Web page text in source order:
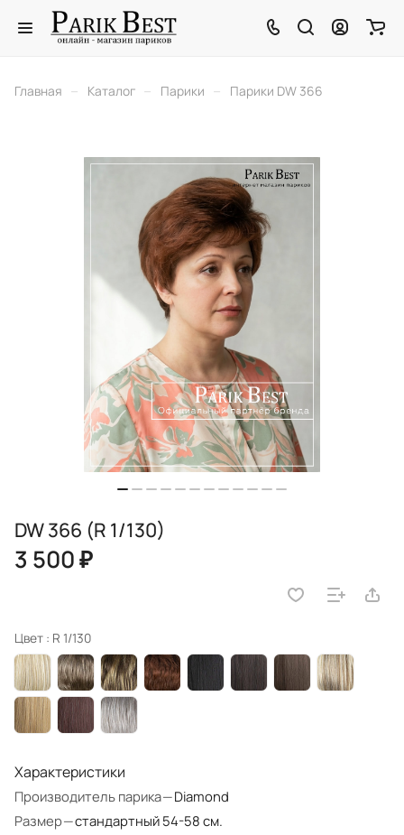
Главная – Каталог – Парики – Парики DW 366
DW 366 (R 1/130)
3 500 ₽
Цвет : R 1/130
Характеристики
Производитель парика—Diamond
Размер—стандартный 54-58 см.